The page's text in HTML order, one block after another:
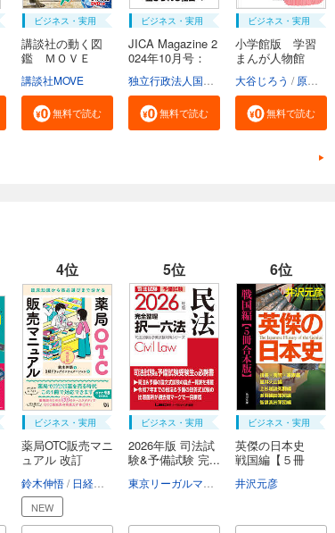
ビジネス・実用
講談社の動く図
鑑 ＭＯＶＥ
講談社MOVE
無料で読む
ビジネス・実用
JICA Magazine 2
024年10月号：
無料で読む
ビジネス・実用
小学館版 学習
まんが人物館
大谷じろう 原口泉
無料で読む
西谷源展
山口厚
4位
ビジネス・実用
薬局OTC販売マニ
ュアル 改訂
鈴木伸悟 日経ドラッグインフォメーション
NEW
5位
ビジネス・実用
2026年版 司法試
験&予備試験 完...
6位
ビジネス・実用
英傑の日本史
戦国編【５冊
井沢元彦